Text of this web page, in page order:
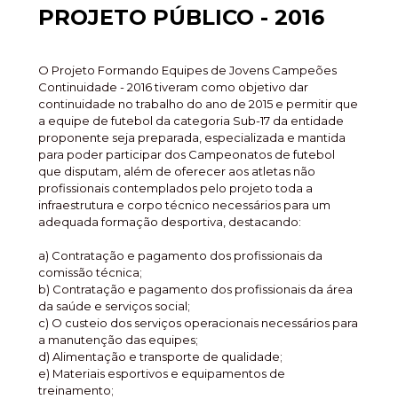
PROJETO PÚBLICO - 2016
O Projeto Formando Equipes de Jovens Campeões
Continuidade - 2016 tiveram como objetivo dar
continuidade no trabalho do ano de 2015 e permitir que
a equipe de futebol da categoria Sub-17 da entidade
proponente seja preparada, especializada e mantida
para poder participar dos Campeonatos de futebol
que disputam, além de oferecer aos atletas não
profissionais contemplados pelo projeto toda a
infraestrutura e corpo técnico necessários para um
adequada formação desportiva, destacando:
a) Contratação e pagamento dos profissionais da
comissão técnica;
b) Contratação e pagamento dos profissionais da área
da saúde e serviços social;
c) O custeio dos serviços operacionais necessários para
a manutenção das equipes;
d) Alimentação e transporte de qualidade;
e) Materiais esportivos e equipamentos de
treinamento;